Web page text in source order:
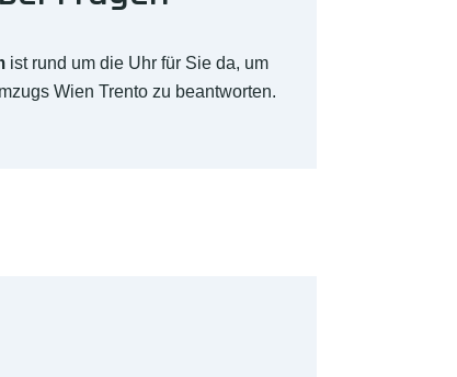
ist rund um die Uhr für Sie da, um
Wien Trento zu beantworten.